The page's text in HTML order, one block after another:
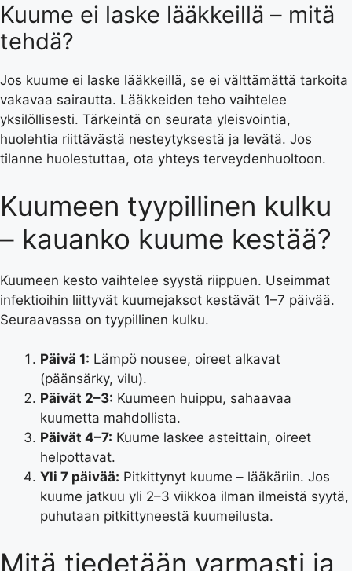
Kuume ei laske lääkkeillä – mitä
tehdä?
Jos kuume ei laske lääkkeillä, se ei välttämättä tarkoita
vakavaa sairautta. Lääkkeiden teho vaihtelee
yksilöllisesti. Tärkeintä on seurata yleisvointia,
huolehtia riittävästä nesteytyksestä ja levätä. Jos
tilanne huolestuttaa, ota yhteys terveydenhuoltoon.
Kuumeen tyypillinen kulku
– kauanko kuume kestää?
Kuumeen kesto vaihtelee syystä riippuen. Useimmat
infektioihin liittyvät kuumejaksot kestävät 1–7 päivää.
Seuraavassa on tyypillinen kulku.
Päivä 1: Lämpö nousee, oireet alkavat
(päänsärky, vilu).
Päivät 2–3: Kuumeen huippu, sahaavaa
kuumetta mahdollista.
Päivät 4–7: Kuume laskee asteittain, oireet
helpottavat.
Yli 7 päivää: Pitkittynyt kuume – lääkäriin. Jos
kuume jatkuu yli 2–3 viikkoa ilman ilmeistä syytä,
puhutaan pitkittyneestä kuumeilusta.
Mitä tiedetään varmasti ja